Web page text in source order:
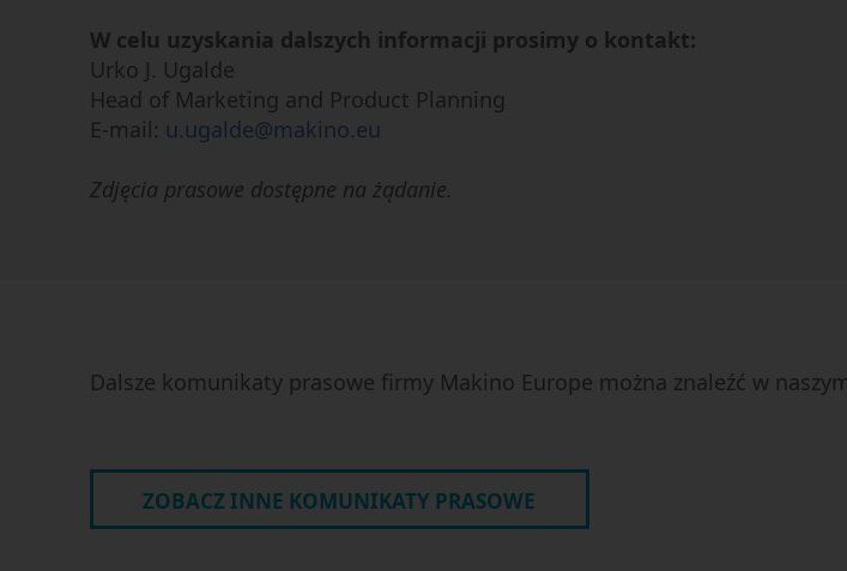
W celu uzyskania dalszych informacji prosimy o kontakt:
Urko J. Ugalde
Head of Marketing and Product Planning
E-mail: u.ugalde@makino.eu
Zdjęcia prasowe dostępne na żądanie.
Dalsze komunikaty prasowe firmy Makino Europe można znaleźć w
ZOBACZ INNE KOMUNIKATY PRASOWE